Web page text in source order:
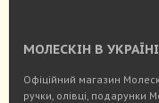
МОЛЕСКІН В УКРАЇНІ
Офіційний магазин
ручки, олівці, подарунки